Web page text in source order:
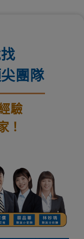
團隊
驗
！